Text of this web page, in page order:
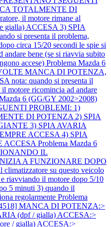
TOTALMENTE DI
il motore rimane al
gialla) ACCESA 3) SPIA
si presenta il problema,
circa 15/20 secondi le spie si
bene (se si riavvia subito
accese) Problema Mazda 6
MANCA DI POTENZA,
nota: quando si presenta il
motore ricomincia ad andare
6 (GG/GY 2002>2008)
PROBLEMI: 1)
DI POTENZA 2) SPIA
3) SPIA AVARIA
ACCESA 4) SPIA
ACCESA Problema Mazda 6
IL
A FUNZIONARE DOPO
su questo veicolo
riavviando il motore dopo 5/10
5 minuti 3) quando il
regolarmente Problema
MANCA DI POTENZA:>
(dpf / gialla) ACCESA:>
/ gialla) ACCESA:>